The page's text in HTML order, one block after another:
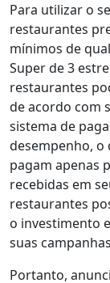
Para utilizar o
restaurantes
mínimos de
Super de 3
restaurantes
de acordo com
sistema de
desempenho, o
pagam apenas
recebidas em
restaurantes
o investimento
suas
Portanto,